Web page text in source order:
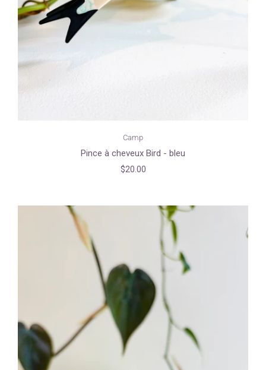
Camp
Pince à cheveux Bird - bleu
$20.00